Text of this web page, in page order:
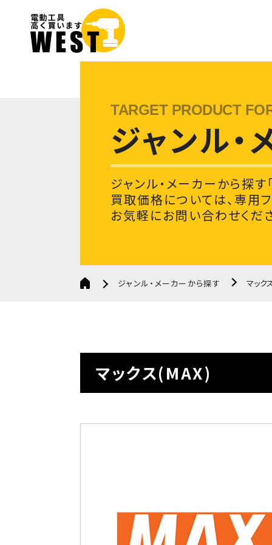
ジャンル・
ジャンル・メーカーから探す
買取価格については、専用
お気軽にお問い合わせくだ
ジャンル・メーカーから探す マック
マックス(MAX)